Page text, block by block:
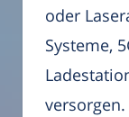
oder
Systeme,
versorgen.